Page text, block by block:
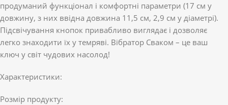
продуманий функціонал і комфортні параметри (17 см у
довжину, з них ввідна довжина 11,5 см, 2,9 см у діаметрі).
Підсвічування кнопок привабливо виглядає і дозволяє
легко знаходити їх у темряві. Вібратор Сваком – це ваш
ключ у світ чудових насолод!
Характеристики:
Розмір продукту: